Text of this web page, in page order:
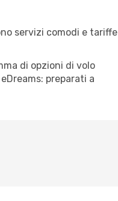
servizi comodi e tariffe
di opzioni di volo
preparati a